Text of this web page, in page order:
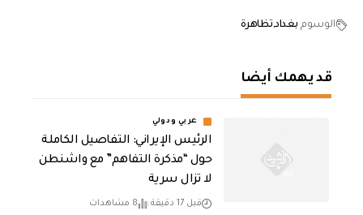
الوسوم بغداد تظاهرة
قد يهمك أيضا
عربي ودولي
الرئيس الإيراني: التفاصيل الكاملة
حول “مذكرة التفاهم” مع واشنطن
لا تزال سرية
قبل 17 دقيقة 8 مشاهدات